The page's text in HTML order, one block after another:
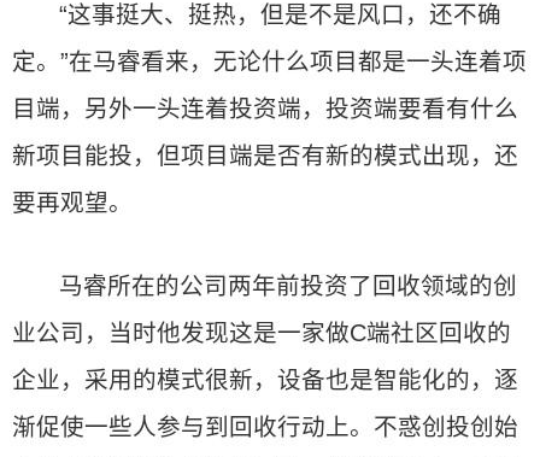
“这事挺大、挺热，但是不是风口，还不确
定。”在马睿看来，无论什么项目都是一头连着项
目端，另外一头连着投资端，投资端要看有什么
新项目能投，但项目端是否有新的模式出现，还
要再观望。
马睿所在的公司两年前投资了回收领域的创
业公司，当时他发现这是一家做C端社区回收的
企业，采用的模式很新，设备也是智能化的，逐
渐促使一些人参与到回收行动上。不惑创投创始